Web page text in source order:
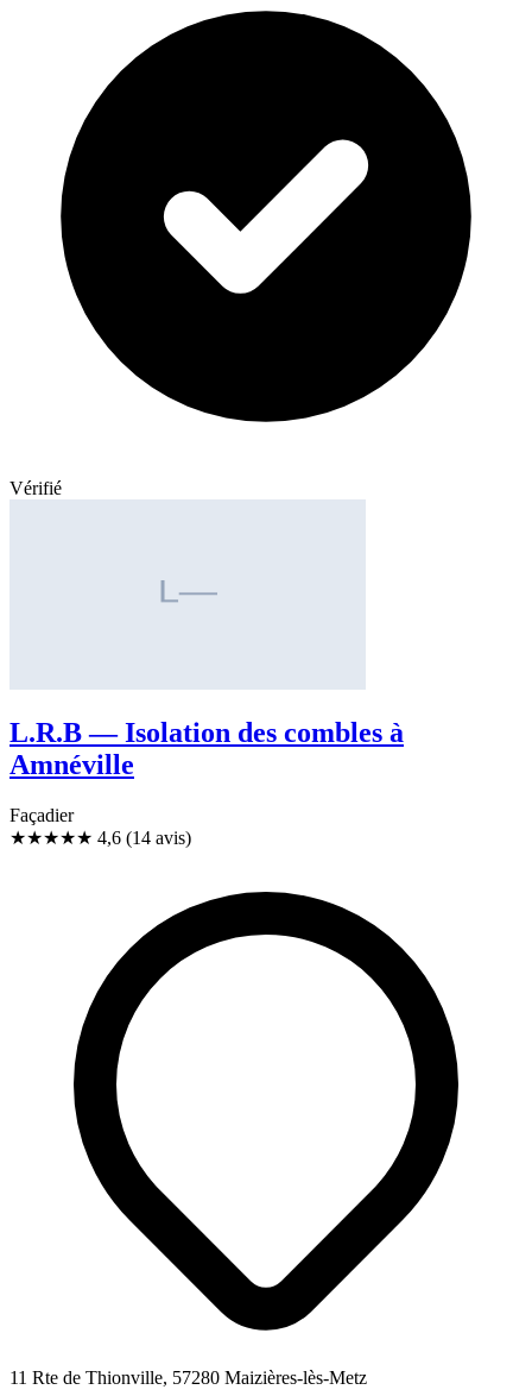
Vérifié
L.R.B — Isolation des combles à
Amnéville
Façadier
★★★★★ 4,6 (14 avis)
11 Rte de Thionville, 57280 Maizières-lès-Metz